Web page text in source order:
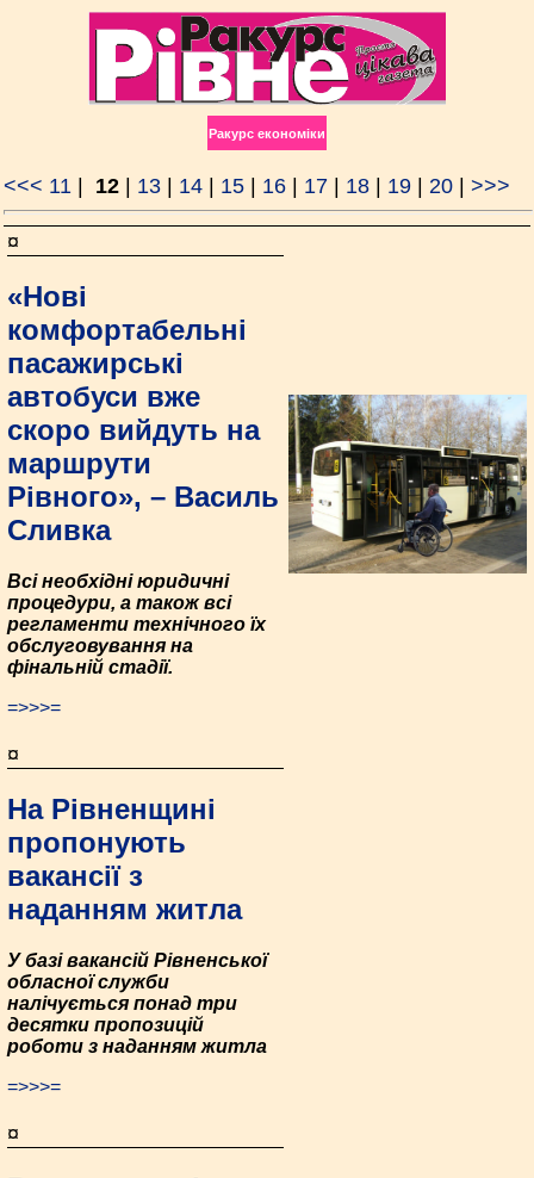
Ракурс економiки
<<< 11 12 13 14 15 16 17 18 19 20 >>>
¤
«Нові
комфортабельні
пасажирські
автобуси вже
скоро вийдуть на
маршрути
Рівного», – Василь
Сливка
Всі необхідні юридичні
процедури, а також всі
регламенти технічного їх
обслуговування на
фінальній стадії.
=>>>=
¤
На Рівненщині
пропонують
вакансії з
наданням житла
У базі вакансій Рівненської
обласної служби
налічується понад три
десятки пропозицій
роботи з наданням житла
=>>>=
¤